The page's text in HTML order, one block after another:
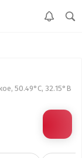
50.49°С, 32.15°В